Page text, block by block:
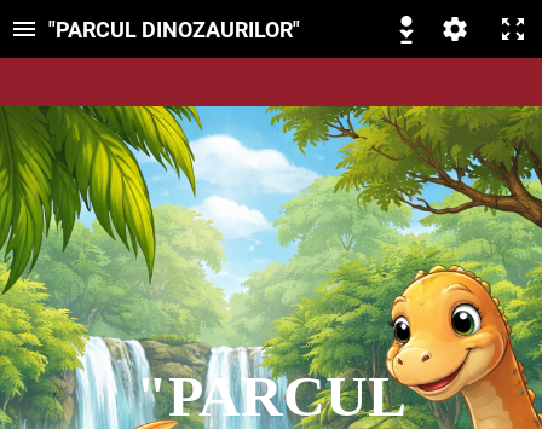
"PARCUL DINOZAURILOR"
"PARCUL